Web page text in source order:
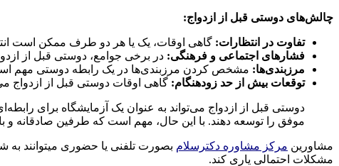
چالش‌های دوستی قبل از ازدواج:
تفاوت در انتظارات: گاهی اوقات، یک یا هر دو طرف ممکن است
فشارهای اجتماعی و فرهنگی: در برخی جوامع، دوستی قبل از
مرزبندی‌ها: مشخص کردن مرزبندی‌ها در یک رابطه دوستی مهم
توقعات بیش از حد زودهنگام: گاهی اوقات دوستی قبل از ازدواج
دوستی قبل از ازدواج می‌تواند به عنوان یک آزمایشگاه برای
موفق را توسعه دهند. با این حال، مهم است که طرفین صادقانه و با
مشاورین مرکز مشاوره دکترسلام بصورت تلفنی یا حضوری میتوانند به
مشکلات احتمالی یاری کند.